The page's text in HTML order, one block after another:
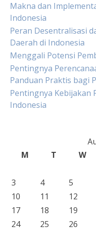
Makna dan
Indonesia
Peran Desentralisasi
Daerah di Indonesia
Menggali Potensi
Pentingnya
Panduan Praktis bagi
Pentingnya Kebijakan
Indonesia
M
T W
3
4 5
10
11 12
17
18 19
24
25 26